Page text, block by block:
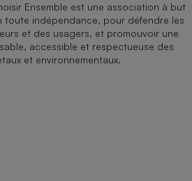
Ensemble est une association à but
toute indépendance, pour défendre les
et des usagers, et promouvoir une
accessible et respectueuse des
et environnementaux.